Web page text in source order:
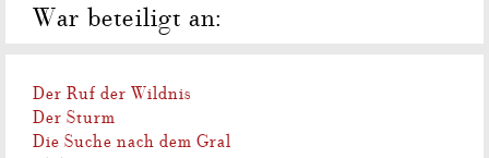
War beteiligt an:
Der Ruf der Wildnis
Der Sturm
Die Suche nach dem Gral